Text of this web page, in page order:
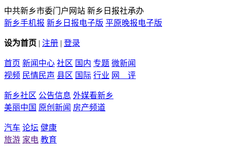
中共新乡市委门户网站 新乡日报社承办
新乡手机报 新乡日报电子版 平原晚报电子版
设为首页 | 注册 | 登录
首页 新闻中心 社区 国内 专题 微新闻
视频 民情民声 县区 国际 行业 网 评
新乡社区 公告信息 外媒看新乡
美丽中国 原创新闻 房产频道
汽车 论坛 健康
旅游 家电 教育